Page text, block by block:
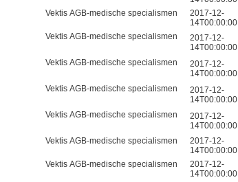
Vektis AGB-medische specialismen
2017-12-
14T00:00:00
Vektis AGB-medische specialismen
2017-12-
14T00:00:00
Vektis AGB-medische specialismen
2017-12-
14T00:00:00
Vektis AGB-medische specialismen
2017-12-
14T00:00:00
Vektis AGB-medische specialismen
2017-12-
14T00:00:00
Vektis AGB-medische specialismen
2017-12-
14T00:00:00
Vektis AGB-medische specialismen
2017-12-
14T00:00:00